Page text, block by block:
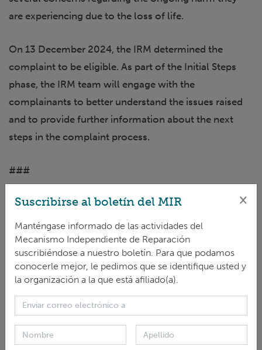
are experiencing due to the loss of life.
On 13 December 2024, the IRM determined the
complaint to be eligible. As part of the Initial Steps
phase, the IRM team will engage with the
complainants to better understand the issues raised
and to provide further information about the next
steps in the complaint process.
###
C0011 Uganda
For more information on the
case:https://irm.greenclimate.fund/case/c0011-
uganda
Sobre el Mecanismo Independiente de Recurso
The Independent Redress Mechanism (IRM) addresses
Suscribirse al boletín del MIR ×
Manténgase informado de las actividades del
Mecanismo Independiente de Reparación
suscribiéndose a nuestro boletín. Para que podamos
conocerle mejor, le pedimos que se identifique usted y
la organización a la que está afiliado(a).